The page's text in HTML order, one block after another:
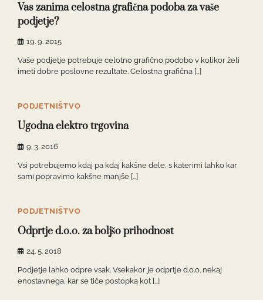
Vas zanima celostna grafična podoba za vaše
podjetje?
19. 9. 2015
Vaše podjetje potrebuje celotno grafično podobo v kolikor želi
imeti dobre poslovne rezultate. Celostna grafična […]
PODJETNIŠTVO
Ugodna elektro trgovina
9. 3. 2016
Vsi potrebujemo kdaj pa kdaj kakšne dele, s katerimi lahko kar
sami popravimo kakšne manjše […]
PODJETNIŠTVO
Odprtje d.o.o. za boljšo prihodnost
24. 5. 2018
Podjetje lahko odpre vsak. Vsekakor je odprtje d.o.o. nekaj
enostavnega, kar se tiče postopka kot […]